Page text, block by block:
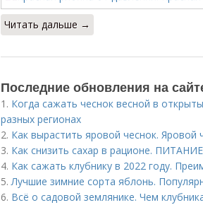
Читать дальше →
Последние обновления на
1. Когда сажать чеснок весной в
разных регионах
2. Как вырастить яровой чеснок. Яровой
3. Как снизить сахар в рационе.
4. Как сажать клубнику в 2022 году.
5.Лучшие зимние сорта яблонь.
6. Всё о садовой землянике. Чем